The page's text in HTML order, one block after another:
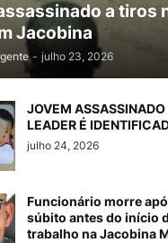
a tiros
Jacobina
- julho 23, 2026
JOVEM ASSASSINADO
LEADER É
julho 24, 2026
Funcionário morre
súbito antes do início
trabalho na Jacobina